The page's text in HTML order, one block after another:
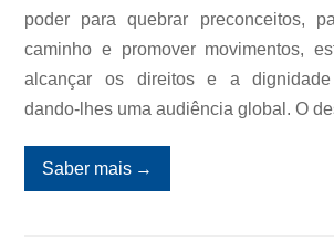
poder para quebrar preconceitos,
caminho e promover movimentos,
alcançar os direitos e a
dando-lhes uma audiência global. O
Saber mais →